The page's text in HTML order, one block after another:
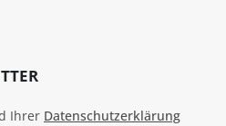
Ihrer Datenschutzerklärung